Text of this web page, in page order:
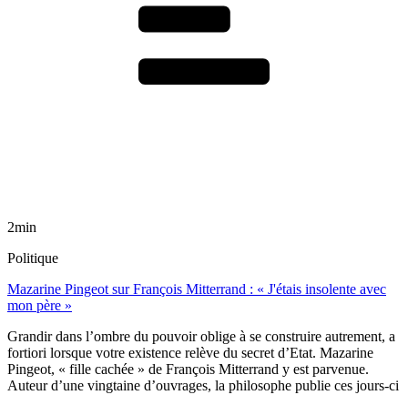
2min
Politique
Mazarine Pingeot sur François Mitterrand : « J'étais insolente avec
mon père »
Grandir dans l’ombre du pouvoir oblige à se construire autrement, a
fortiori lorsque votre existence relève du secret d’Etat. Mazarine
Pingeot, « fille cachée » de François Mitterrand y est parvenue.
Auteur d’une vingtaine d’ouvrages, la philosophe publie ces jours-ci